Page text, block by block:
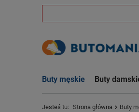
Buty męskie Buty
Jesteś tu: Strona główna Buty